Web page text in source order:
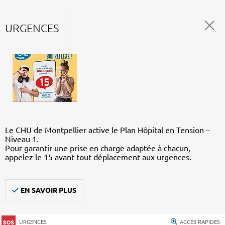
URGENCES
Le CHU de Montpellier active le Plan Hôpital en Tension –
Niveau 1.
Pour garantir une prise en charge adaptée à chacun,
appelez le 15 avant tout déplacement aux urgences.
EN SAVOIR PLUS
URGENCES ACCÈS RAPIDES